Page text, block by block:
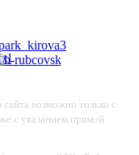
возможно только с
с указанием прямой